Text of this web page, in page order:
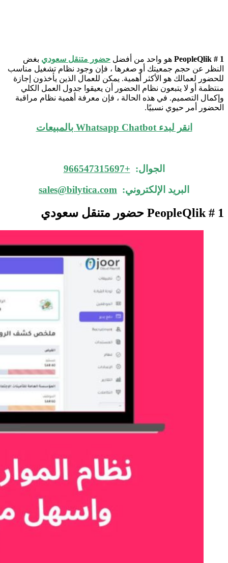
PeopleQlik # 1 هو واحد من أفضل حضور متنقل سعودي بغض
النظر عن حجم جمعيتك أو صغرها ، فإن وجود نظام تشغيل مناسب
للحضور لعمالك هو الأكثر أهمية. يمكن للعمال الذين يأخذون إجازة
منتظمة أو لا يتبعون نظام الحضور أن يعيقوا جدول العمل الكلي
وإكمال التصميم. في هذه الحالة ، فإن معرفة أهمية نظام مراقبة
الحضور أمر حيوي نسبيًا.
انقر لبدء Whatsapp Chatbot بالمبيعات
الجوال: +966547315697
البريد الإلكتروني: sales@bilytica.com
PeopleQlik # 1 حضور متنقل سعودي